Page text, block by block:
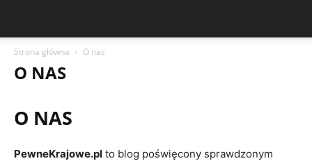
Strona główna O nas
O NAS
O NAS
PewneKrajowe.pl to blog poświęcony sprawdzonym